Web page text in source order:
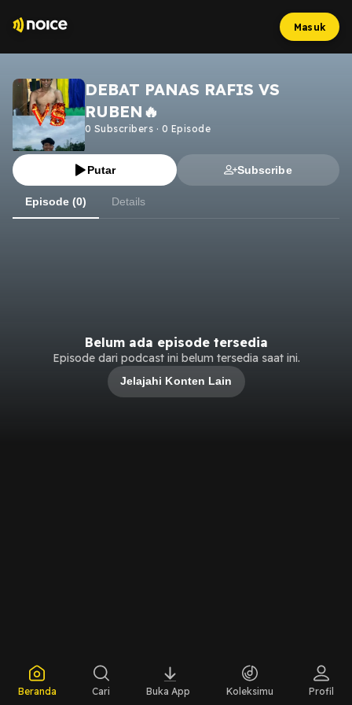
Masuk
DEBAT PANAS RAFIS VS
RUBEN🔥
0 Subscribers · 0 Episode
Putar Subscribe
Episode (0) Details
Belum ada episode tersedia
Episode dari podcast ini belum tersedia saat ini.
Jelajahi Konten Lain
Beranda Cari Buka App Koleksimu Profil